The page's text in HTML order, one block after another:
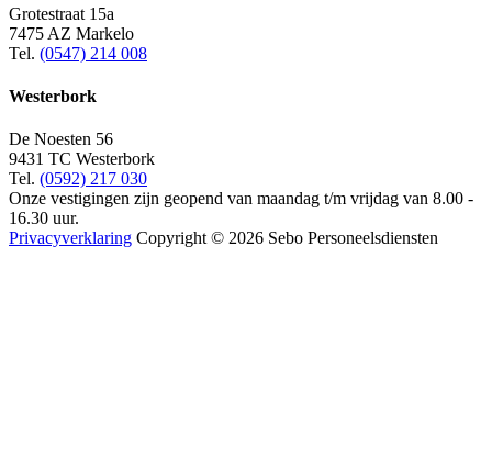
Grotestraat 15a
7475 AZ Markelo
Tel. (0547) 214 008
Westerbork
De Noesten 56
9431 TC Westerbork
Tel. (0592) 217 030
Onze vestigingen zijn geopend van maandag t/m vrijdag van 8.00 -
16.30 uur.
Privacyverklaring Copyright © 2026 Sebo Personeelsdiensten